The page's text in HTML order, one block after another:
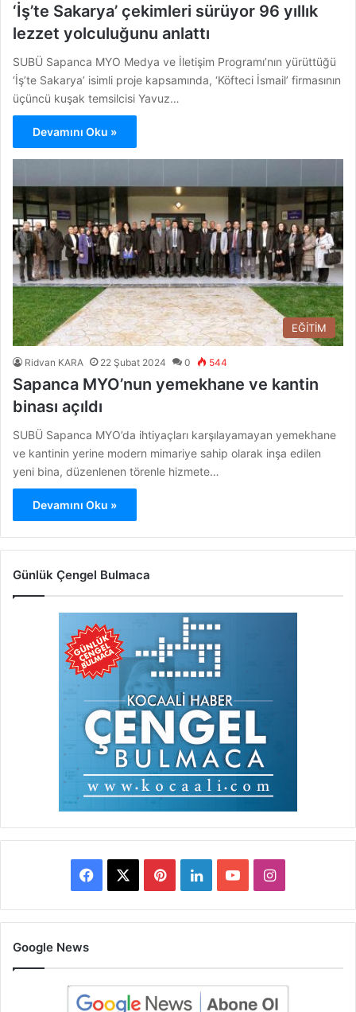
‘İş’te Sakarya’ çekimleri sürüyor 96 yıllık
lezzet yolculuğunu anlattı
SUBÜ Sapanca MYO Medya ve İletişim Programı’nın yürüttüğü
‘İş’te Sakarya’ isimli proje kapsamında, ‘Köfteci İsmail’ firmasının
üçüncü kuşak temsilcisi Yavuz…
Devamını Oku »
EĞİTİM
Ridvan KARA 22 Şubat 2024 0 544
Sapanca MYO’nun yemekhane ve kantin
binası açıldı
SUBÜ Sapanca MYO’da ihtiyaçları karşılayamayan yemekhane
ve kantinin yerine modern mimariye sahip olarak inşa edilen
yeni bina, düzenlenen törenle hizmete…
Devamını Oku »
Günlük Çengel Bulmaca
Facebook PinterestLinkedInYouTubeInstagram
Google News